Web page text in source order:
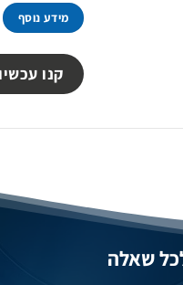
היה:
₪. מידע נוסף
קנו עכשיו
שאלה